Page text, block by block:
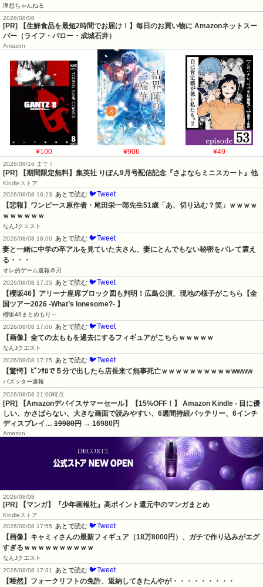
理想ちゃんねる
2026/08/08
[PR] 【生鮮食品を最短2時間でお届け！】毎日のお買い物に Amazonネットスー
パー（ライフ・バロー・成城石井）
Amazon
¥100 ¥906 ¥49
2026/08/16 まで！
[PR] 【期間限定無料】集英社 りぼん9月号配信記念『さよならミニスカート』他
Kindleストア
2026/08/08 16:23
あとで読む 🐦Tweet
【悲報】ワンピース原作者・尾田栄一郎先生51歳「あ、切り込む？笑」ｗｗｗｗ
ｗｗｗｗｗｗ
なんJクエスト
2026/08/08 18:00
あとで読む 🐦Tweet
妻と一緒に中学の卒アルを見ていた夫さん、妻にとんでもない秘密をバレて震え
る・・・
オレ的ゲーム速報＠刃
2026/08/08 17:25
あとで読む 🐦Tweet
【櫻坂46】アリーナ座席ブロック図も判明！広島公演、現地の様子がこちら【全
国ツアー2026 -What’s lonesome?- 】
櫻坂46まとめもり～
2026/08/08 17:06
あとで読む 🐦Tweet
【画像】全ての太ももを過去にするフィギュアがこちらｗｗｗｗｗ
なんJクエスト
2026/08/08 17:25
あとで読む 🐦Tweet
【驚愕】ﾋﾟﾝｻﾛで５分で出したら店長来て無事死亡ｗｗｗｗｗｗｗｗｗｗwwww
バズッター速報
2026/08/08 21:00時点
[PR] 【Amazonデバイスサマーセール】【15%OFF！】 Amazon Kindle - 目に優
しい、かさばらない、大きな画面で読みやすい、6週間持続バッテリー、6インチ
ディスプレイ… 19980円 → 16980円
Amazon
2026/08/08
[PR] 【マンガ】『少年画報社』高ポイント還元中のマンガまとめ
Kindleストア
2026/08/08 17:55
あとで読む 🐦Tweet
【画像】キャミィさんの最新フィギュア（18万8000円）、ガチで作り込みがエグ
すぎるｗｗｗｗｗｗｗｗｗｗ
なんJクエスト
2026/08/08 17:31
あとで読む 🐦Tweet
【唖然】フォークリフトの免許、返納してきたんやが・・・・・・・・・